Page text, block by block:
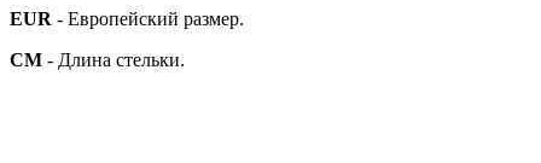
EUR - Европейский размер.
СМ - Длина стельки.